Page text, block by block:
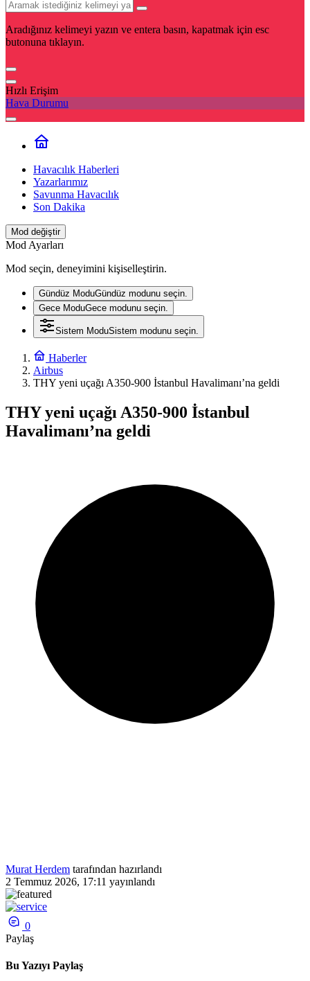
Aradığınız kelimeyi yazın ve entera basın, kapatmak için esc
butonuna tıklayın.
Hızlı Erişim
Hava Durumu
Havacılık Haberleri
Yazarlarımız
Savunma Havacılık
Son Dakika
Mod değiştir
Mod Ayarları
Mod seçin, deneyimini kişiselleştirin.
Gündüz ModuGündüz modunu seçin.
Gece ModuGece modunu seçin.
Sistem ModuSistem modunu seçin.
Haberler
Airbus
THY yeni uçağı A350-900 İstanbul Havalimanı’na geldi
THY yeni uçağı A350-900 İstanbul
Havalimanı’na geldi
Murat Herdem tarafından hazırlandı
2 Temmuz 2026, 17:11 yayınlandı
0
Paylaş
Bu Yazıyı Paylaş